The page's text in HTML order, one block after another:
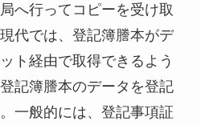
へ行ってコピーを受け取
代では、登記簿謄本がデ
ト経由で取得できるよう
記簿謄本のデータを登記
一般的には、登記事項証